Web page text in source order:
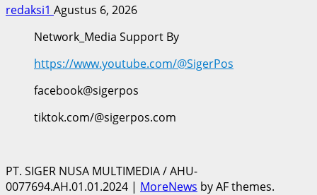
redaksi1 Agustus 6, 2026
Network_Media Support By
https://www.youtube.com/@SigerPos
facebook@sigerpos
tiktok.com/@sigerpos.com
PT. SIGER NUSA MULTIMEDIA / AHU-
0077694.AH.01.01.2024 | MoreNews by AF themes.